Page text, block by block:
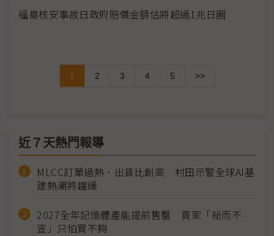
福島核安事故日政府賠償金額估將超過1兆日圓
1 2 3 4 5 >>
近７天熱門報導
MLCC訂單過熱、出貨比創高 村田示警全球AI基
建熱潮將趨緩
2027全年記憶體產能提前售罄 買家「祕而不
宣」只怕買不夠